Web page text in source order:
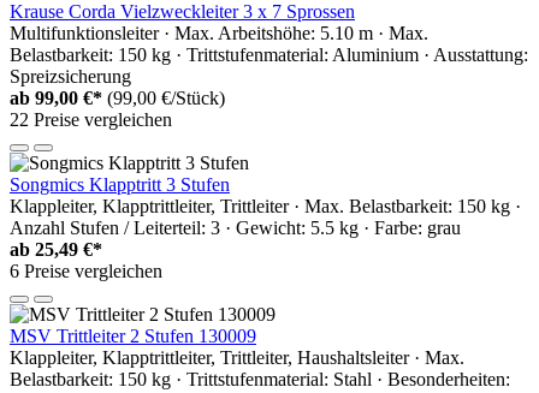
Krause Corda Vielzweckleiter 3 x 7 Sprossen
Multifunktionsleiter · Max. Arbeitshöhe: 5.10 m · Max.
Belastbarkeit: 150 kg · Trittstufenmaterial: Aluminium · Ausstattung:
Spreizsicherung
ab 99,00 €* (99,00 €/Stück)
22 Preise vergleichen
Songmics Klapptritt 3 Stufen
Klappleiter, Klapptrittleiter, Trittleiter · Max. Belastbarkeit: 150 kg ·
Anzahl Stufen / Leiterteil: 3 · Gewicht: 5.5 kg · Farbe: grau
ab 25,49 €*
6 Preise vergleichen
MSV Trittleiter 2 Stufen 130009
Klappleiter, Klapptrittleiter, Trittleiter, Haushaltsleiter · Max.
Belastbarkeit: 150 kg · Trittstufenmaterial: Stahl · Besonderheiten: